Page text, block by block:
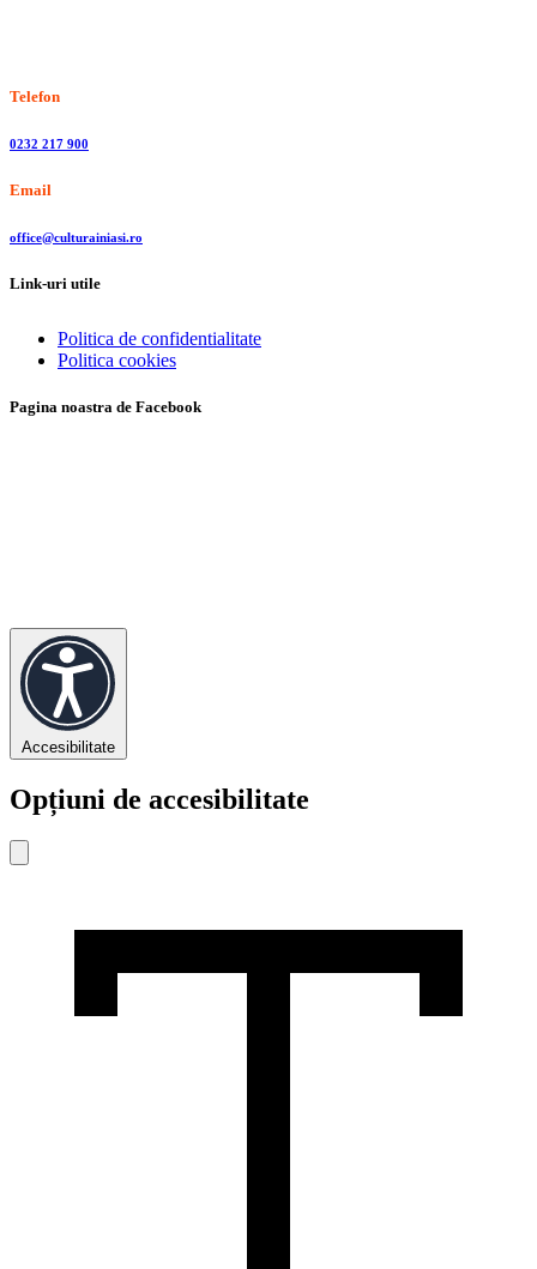
Telefon
0232 217 900
Email
office@culturainiasi.ro
Link-uri utile
Politica de confidentialitate
Politica cookies
Pagina noastra de Facebook
Accesibilitate
Opțiuni de accesibilitate